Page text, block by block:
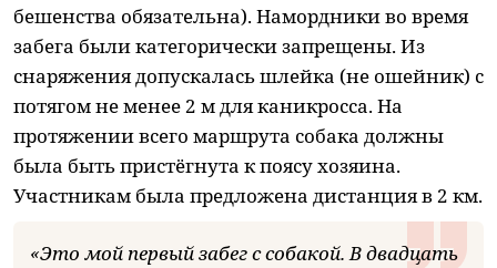
бешенства обязательна). Намордники во время
забега были категорически запрещены. Из
снаряжения допускалась шлейка (не ошейник) с
потягом не менее 2 м для каникросса. На
протяжении всего маршрута собака должны
была быть пристёгнута к поясу хозяина.
Участникам была предложена дистанция в 2 км.
«Это мой первый забег с собакой. В двадцать